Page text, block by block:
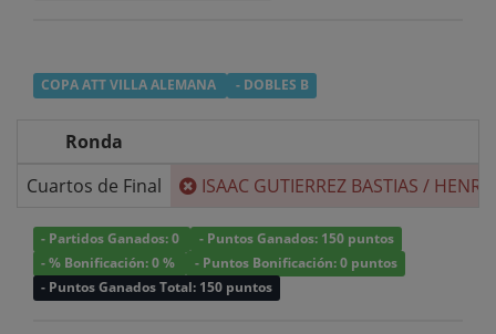
COPA ATT VILLA ALEMANA - DOBLES B
Ronda
Cuartos de Final
ISAAC GUTIERREZ BASTIAS /
- Partidos Ganados: 0
- Puntos Ganados: 150 puntos
- % Bonificación: 0 %
- Puntos Bonificación: 0 puntos
- Puntos Ganados Total: 150 puntos